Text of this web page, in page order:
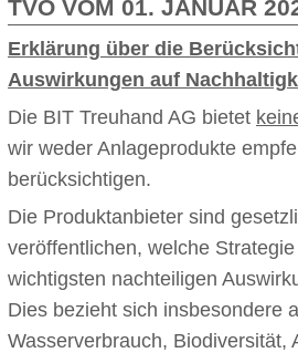
TVO VOM 01. JANUAR
Erklärung über die
Auswirkungen auf
Die BIT Treuhand AG bietet
wir weder Anlageprodukte
berücksichtigen.
Die Produktanbieter sind
veröffentlichen, welche
wichtigsten nachteiligen
Dies bezieht sich insbesondere
Wasserverbrauch, Biodiversität,